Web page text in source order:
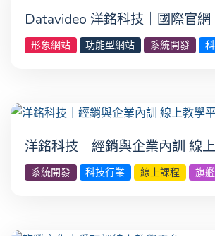
Datavideo 洋銘科技｜國際官網
形象網站 功能型網站 系統開發
洋銘科技｜經銷與企業內訓 線
系統開發 科技行業 線上課程 旗